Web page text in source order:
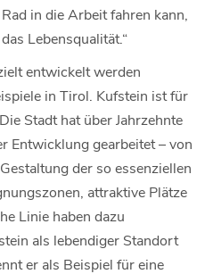
in die Arbeit fahren kann,
Lebensqualität.“
entwickelt werden
in Tirol. Kufstein ist für
Stadt hat über Jahrzehnte
Entwicklung gearbeitet – von
der so essenziellen
attraktive Plätze
Linie haben dazu
als lebendiger Standort
er als Beispiel für eine